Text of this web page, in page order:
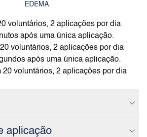
EDEMA
voluntários, 2 aplicações por dia
após uma única aplicação.
voluntários, 2 aplicações por dia
após uma única aplicação.
20 voluntários, 2 aplicações por dia
aplicação